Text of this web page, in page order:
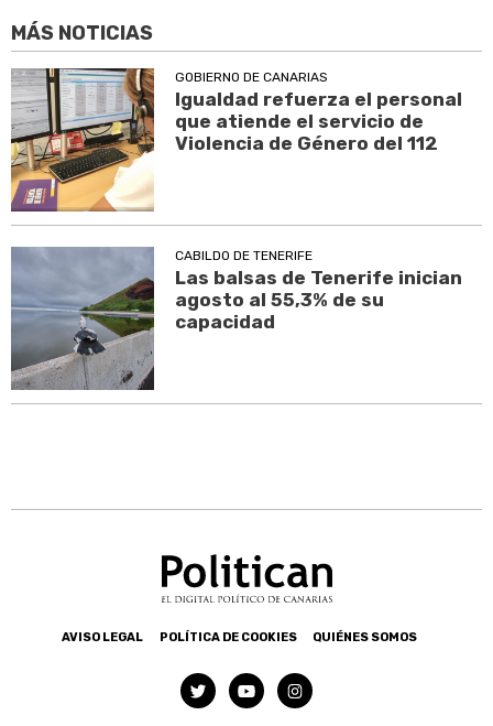
MÁS NOTICIAS
GOBIERNO DE CANARIAS
Igualdad refuerza el personal
que atiende el servicio de
Violencia de Género del 112
CABILDO DE TENERIFE
Las balsas de Tenerife inician
agosto al 55,3% de su
capacidad
AVISO LEGAL POLÍTICA DE COOKIES QUIÉNES SOMOS